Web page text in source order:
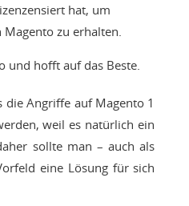
hat, um
zu erhalten.
und hofft auf das Beste.
die Angriffe auf Magento 1
weil es natürlich ein
sollte man – auch als
eine Lösung für sich